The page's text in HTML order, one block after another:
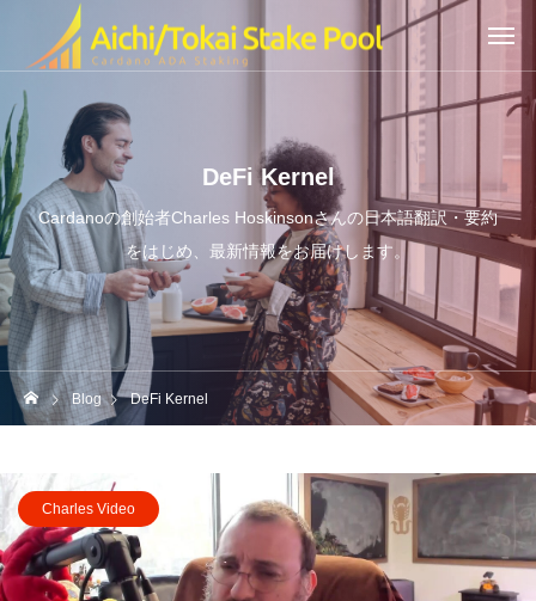
DeFi Kernel
Cardanoの創始者Charles Hoskinsonさんの日本語翻訳・要約
をはじめ、最新情報をお届けします。
Blog DeFi Kernel
Charles Video